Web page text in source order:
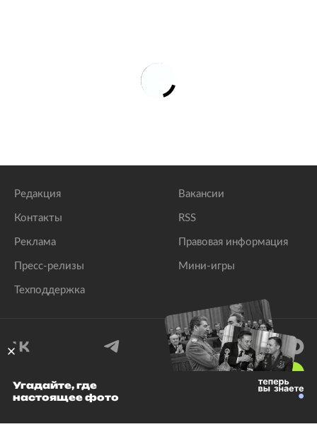
Редакция
Контакты
Реклама
Пресс-релизы
Техподдержка
Вакансии
RSS
Правовая информация
Мини-игры
© 1999–2026 Все права защищены.
Угадайте, где
настоящее фото